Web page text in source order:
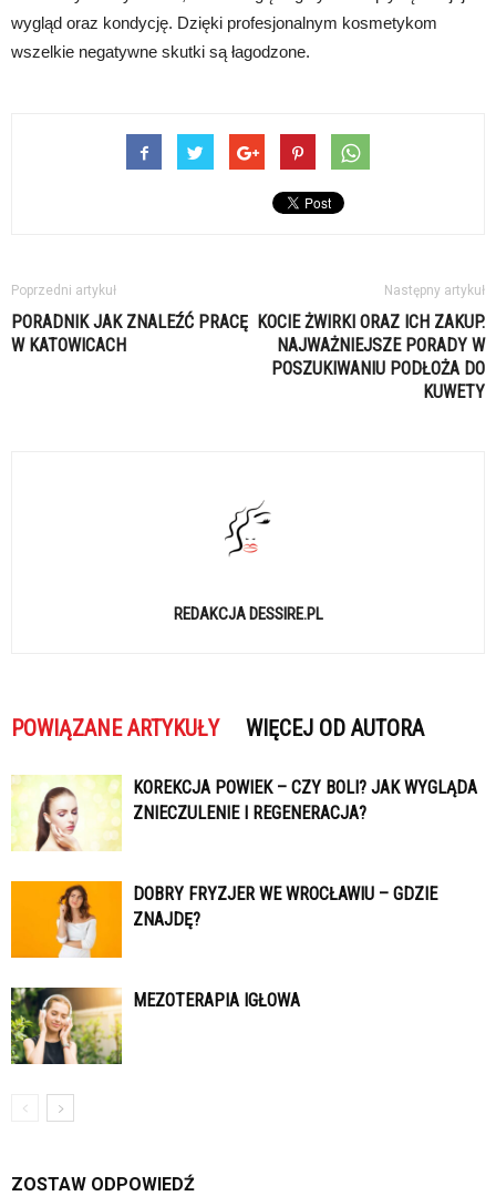
wygląd oraz kondycję. Dzięki profesjonalnym kosmetykom
wszelkie negatywne skutki są łagodzone.
Poprzedni artykuł
PORADNIK JAK ZNALEŹĆ PRACĘ
W KATOWICACH
Następny artykuł
KOCIE ŻWIRKI ORAZ ICH ZAKUP.
NAJWAŻNIEJSZE PORADY W
POSZUKIWANIU PODŁOŻA DO
KUWETY
REDAKCJA DESSIRE.PL
POWIĄZANE ARTYKUŁY WIĘCEJ OD AUTORA
KOREKCJA POWIEK – CZY BOLI? JAK WYGLĄDA
ZNIECZULENIE I REGENERACJA?
DOBRY FRYZJER WE WROCŁAWIU – GDZIE
ZNAJDĘ?
MEZOTERAPIA IGŁOWA
ZOSTAW ODPOWIEDŹ